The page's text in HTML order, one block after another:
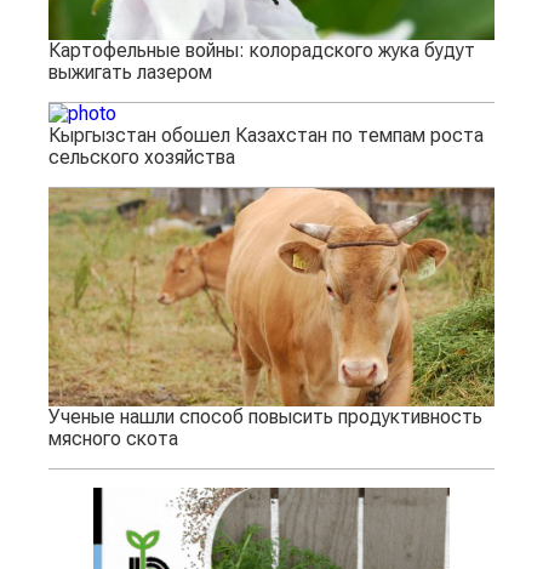
Картофельные войны: колорадского жука будут
выжигать лазером
Кыргызстан обошел Казахстан по темпам роста
сельского хозяйства
Ученые нашли способ повысить продуктивность
мясного скота